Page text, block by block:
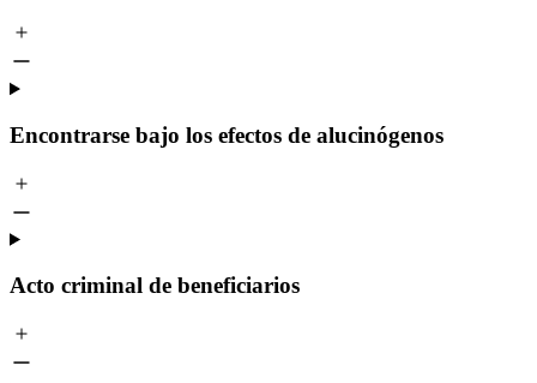
Encontrarse bajo los efectos de alucinógenos
Acto criminal de beneficiarios